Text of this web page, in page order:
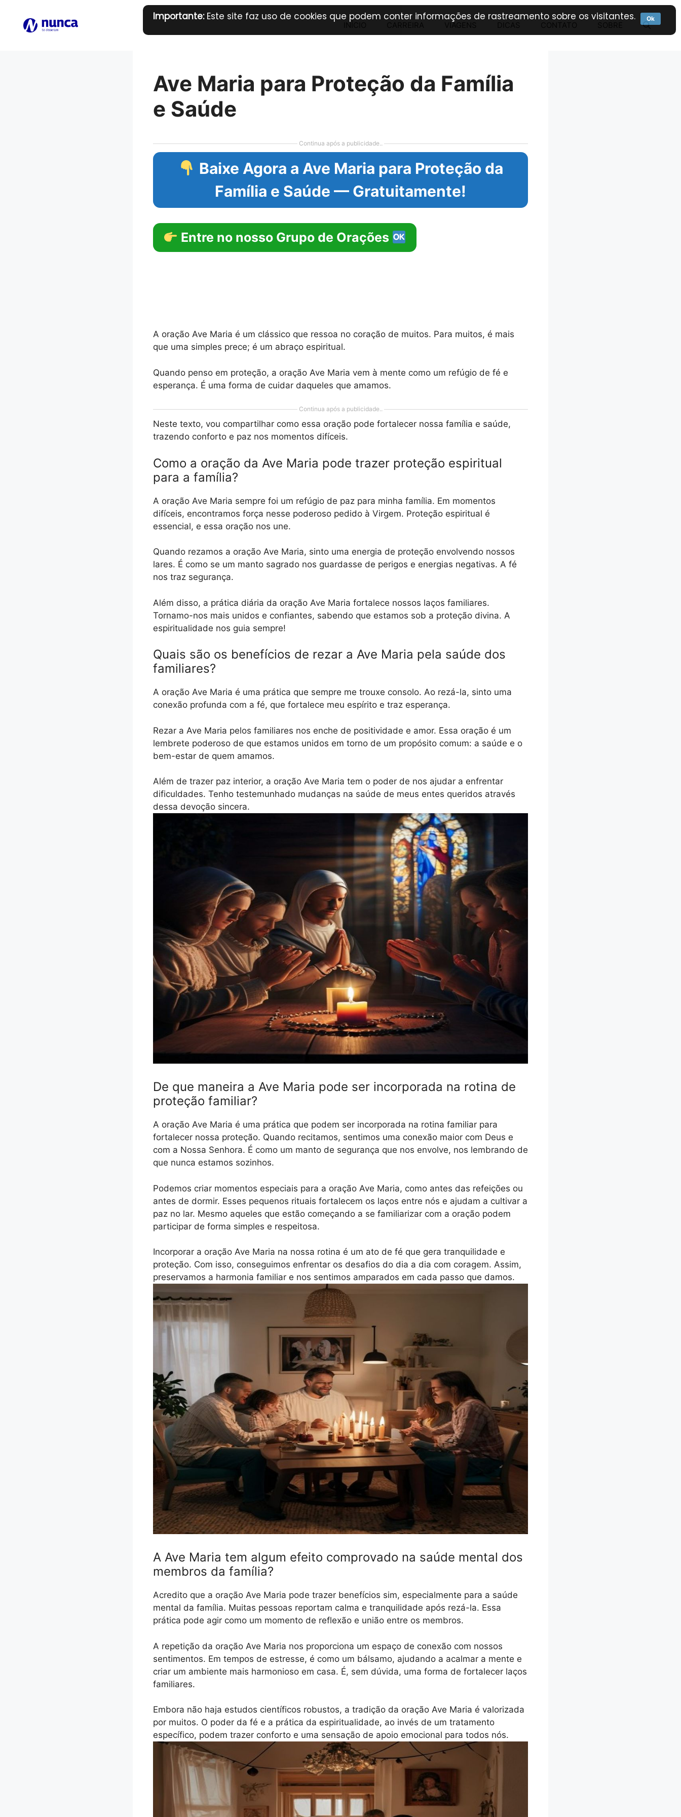
INÍCIO VIAGENS
Ave Maria para Proteção da Família
e Saúde
Continua após a publicidade..
Baixe Agora a Ave Maria para Proteção da
Família e Saúde — Gratuitamente!
Entre no nosso Grupo de Orações
A oração Ave Maria é um clássico que ressoa no coração de muitos. Para muitos, é mais
que uma simples prece; é um abraço espiritual.
Quando penso em proteção, a oração Ave Maria vem à mente como um refúgio de fé e
esperança. É uma forma de cuidar daqueles que amamos.
Continua após a publicidade..
Neste texto, vou compartilhar como essa oração pode fortalecer nossa família e saúde,
trazendo conforto e paz nos momentos difíceis.
Como a oração da Ave Maria pode trazer proteção espiritual
para a família?
A oração Ave Maria sempre foi um refúgio de paz para minha família. Em momentos
difíceis, encontramos força nesse poderoso pedido à Virgem. Proteção espiritual é
essencial, e essa oração nos une.
Quando rezamos a oração Ave Maria, sinto uma energia de proteção envolvendo nossos
lares. É como se um manto sagrado nos guardasse de perigos e energias negativas. A fé
nos traz segurança.
Além disso, a prática diária da oração Ave Maria fortalece nossos laços familiares.
Tornamo-nos mais unidos e confiantes, sabendo que estamos sob a proteção divina. A
espiritualidade nos guia sempre!
Quais são os benefícios de rezar a Ave Maria pela saúde dos
familiares?
A oração Ave Maria é uma prática que sempre me trouxe consolo. Ao rezá-la, sinto uma
conexão profunda com a fé, que fortalece meu espírito e traz esperança.
Rezar a Ave Maria pelos familiares nos enche de positividade e amor. Essa oração é um
lembrete poderoso de que estamos unidos em torno de um propósito comum: a saúde e o
bem-estar de quem amamos.
Além de trazer paz interior, a oração Ave Maria tem o poder de nos ajudar a enfrentar
dificuldades. Tenho testemunhado mudanças na saúde de meus entes queridos através
dessa devoção sincera.
De que maneira a Ave Maria pode ser incorporada na rotina de
proteção familiar?
A oração Ave Maria é uma prática que podem ser incorporada na rotina familiar para
fortalecer nossa proteção. Quando recitamos, sentimos uma conexão maior com Deus e
com a Nossa Senhora. É como um manto de segurança que nos envolve, nos lembrando de
que nunca estamos sozinhos.
Podemos criar momentos especiais para a oração Ave Maria, como antes das refeições ou
antes de dormir. Esses pequenos rituais fortalecem os laços entre nós e ajudam a cultivar a
paz no lar. Mesmo aqueles que estão começando a se familiarizar com a oração podem
participar de forma simples e respeitosa.
Incorporar a oração Ave Maria na nossa rotina é um ato de fé que gera tranquilidade e
proteção. Com isso, conseguimos enfrentar os desafios do dia a dia com coragem. Assim,
preservamos a harmonia familiar e nos sentimos amparados em cada passo que damos.
A Ave Maria tem algum efeito comprovado na saúde mental dos
membros da família?
Acredito que a oração Ave Maria pode trazer benefícios sim, especialmente para a saúde
mental da família. Muitas pessoas reportam calma e tranquilidade após rezá-la. Essa
prática pode agir como um momento de reflexão e união entre os membros.
A repetição da oração Ave Maria nos proporciona um espaço de conexão com nossos
sentimentos. Em tempos de estresse, é como um bálsamo, ajudando a acalmar a mente e
criar um ambiente mais harmonioso em casa. É, sem dúvida, uma forma de fortalecer laços
familiares.
Embora não haja estudos científicos robustos, a tradição da oração Ave Maria é valorizada
por muitos. O poder da fé e a prática da espiritualidade, ao invés de um tratamento
específico, podem trazer conforto e uma sensação de apoio emocional para todos nós.
Importante:Este site faz uso de cookies que podem conter informações de rastreamento sobre os visitantes. Ok